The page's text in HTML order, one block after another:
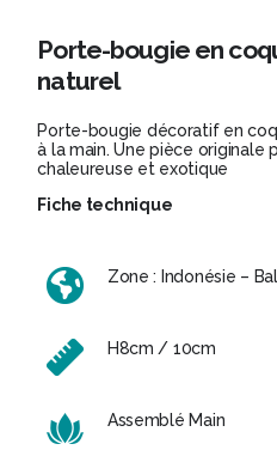
Porte-bougie en
naturel
Porte-bougie décoratif en
à la main. Une pièce originale
chaleureuse et exotique
Fiche technique
Zone : Indonésie –
H8cm / 10cm
Assemblé Main